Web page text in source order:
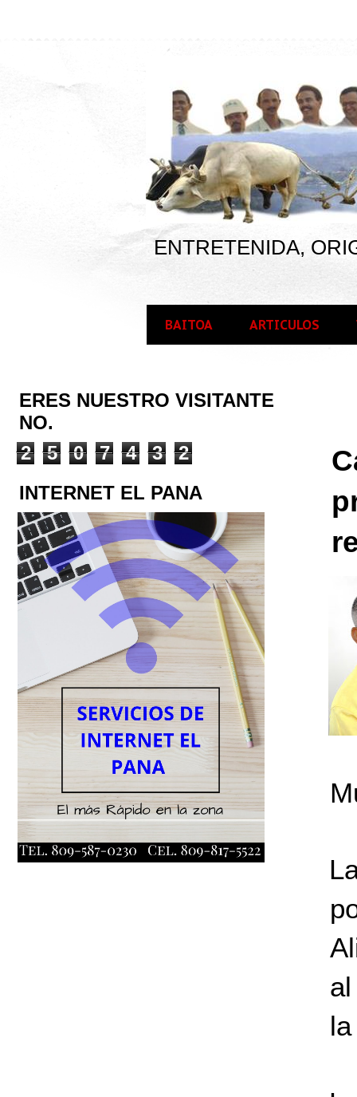
ENTRETENIDA,
BAITOA ARTICULOS
ERES NUESTRO VISITANTE
NO.
2
5 0 7 4 3
2
INTERNET EL PANA